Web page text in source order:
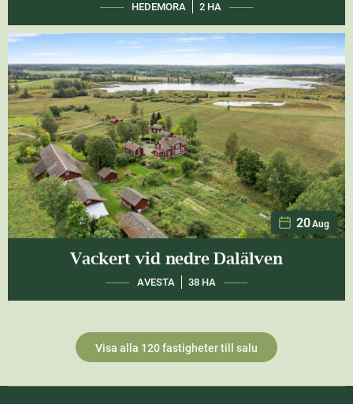
HEDEMORA 2 HA
20 Aug
Vackert vid nedre Dalälven
AVESTA 38 HA
Visa alla 120 fastigheter till salu